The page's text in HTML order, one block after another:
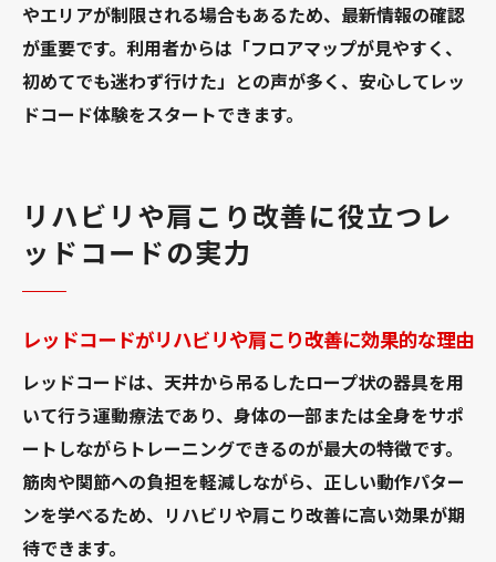
やエリアが制限される場合もあるため、最新情報の確認
が重要です。利用者からは「フロアマップが見やすく、
初めてでも迷わず行けた」との声が多く、安心してレッ
ドコード体験をスタートできます。
リハビリや肩こり改善に役立つレ
ッドコードの実力
レッドコードがリハビリや肩こり改善に効果的な理由
レッドコードは、天井から吊るしたロープ状の器具を用
いて行う運動療法であり、身体の一部または全身をサポ
ートしながらトレーニングできるのが最大の特徴です。
筋肉や関節への負担を軽減しながら、正しい動作パター
ンを学べるため、リハビリや肩こり改善に高い効果が期
待できます。